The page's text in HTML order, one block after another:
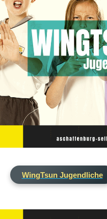
WingTsun Jugendliche